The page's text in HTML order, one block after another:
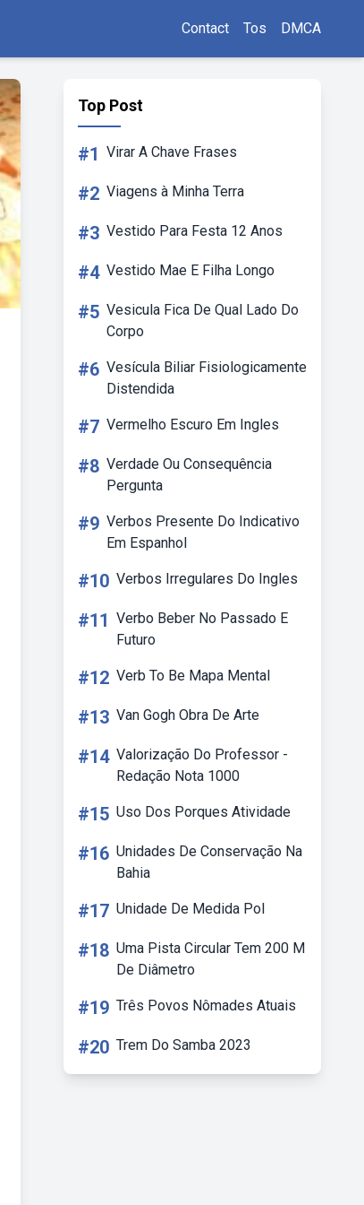
Contact Tos DMCA
Top Post
#1 Virar A Chave Frases
#2 Viagens à Minha Terra
#3 Vestido Para Festa 12 Anos
#4 Vestido Mae E Filha Longo
#5 Vesicula Fica De Qual Lado Do
Corpo
#6 Vesícula Biliar Fisiologicamente
Distendida
#7 Vermelho Escuro Em Ingles
#8 Verdade Ou Consequência
Pergunta
#9 Verbos Presente Do Indicativo
Em Espanhol
#10 Verbos Irregulares Do Ingles
#11 Verbo Beber No Passado E
Futuro
#12 Verb To Be Mapa Mental
#13 Van Gogh Obra De Arte
#14 Valorização Do Professor -
Redação Nota 1000
#15 Uso Dos Porques Atividade
#16 Unidades De Conservação Na
Bahia
#17 Unidade De Medida Pol
#18 Uma Pista Circular Tem 200 M
De Diâmetro
#19 Três Povos Nômades Atuais
#20 Trem Do Samba 2023